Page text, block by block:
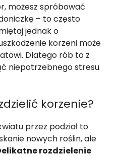
możesz spróbować
– to często
jednak o
korzeni może
Dlatego rób to z
niepotrzebnego stresu
korzenie?
przez podział to
nowych roślin, ale
rozdzielenie